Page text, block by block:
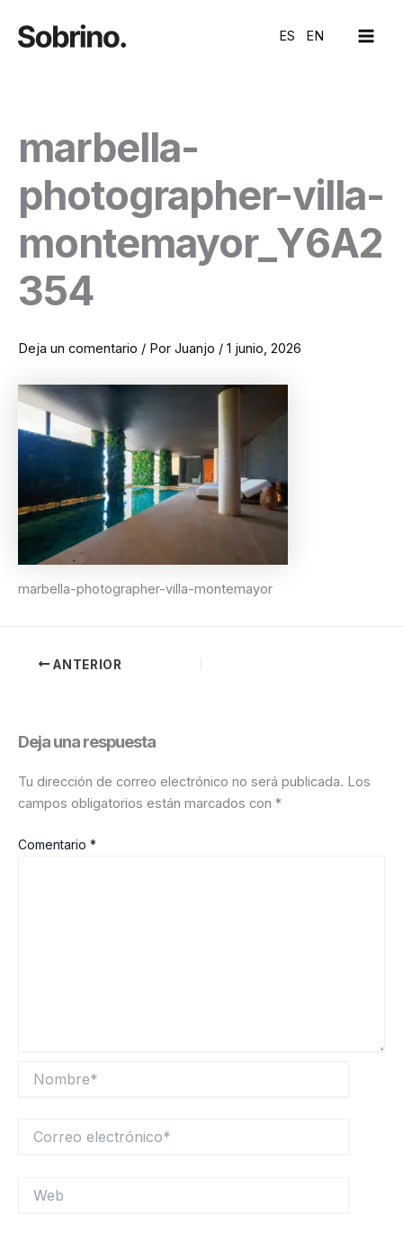
contenido
ES EN
marbella-
photographer-villa-
montemayor_Y6A2
354
Deja un comentario / Por Juanjo / 1 junio, 2026
marbella-photographer-villa-montemayor
ANTERIOR
Deja una respuesta
Tu dirección de correo electrónico no será publicada. Los
campos obligatorios están marcados con *
Comentario *
electrónico*